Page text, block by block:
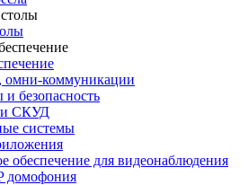
омни-коммуникации
безопасность
и СКУД
системы
обеспечение для видеонаблюдения
домофония